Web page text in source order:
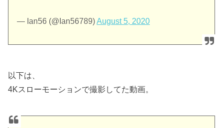
— Ian56 (@Ian56789)August 5, 2020
以下は、
4Kスローモーションで撮影してた動画。